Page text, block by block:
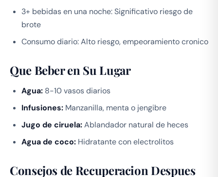
3+ bebidas en una noche: Significativo riesgo de
brote
Consumo diario: Alto riesgo, empeoramiento cronico
Que Beber en Su Lugar
Agua: 8-10 vasos diarios
Infusiones: Manzanilla, menta o jengibre
Jugo de ciruela:Ablandador natural de heces
Agua de coco: Hidratante con electrolitos
Consejos de Recuperacion Despues